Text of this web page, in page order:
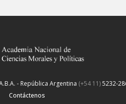
- República Argentina (+54 11)5232-
Contáctenos